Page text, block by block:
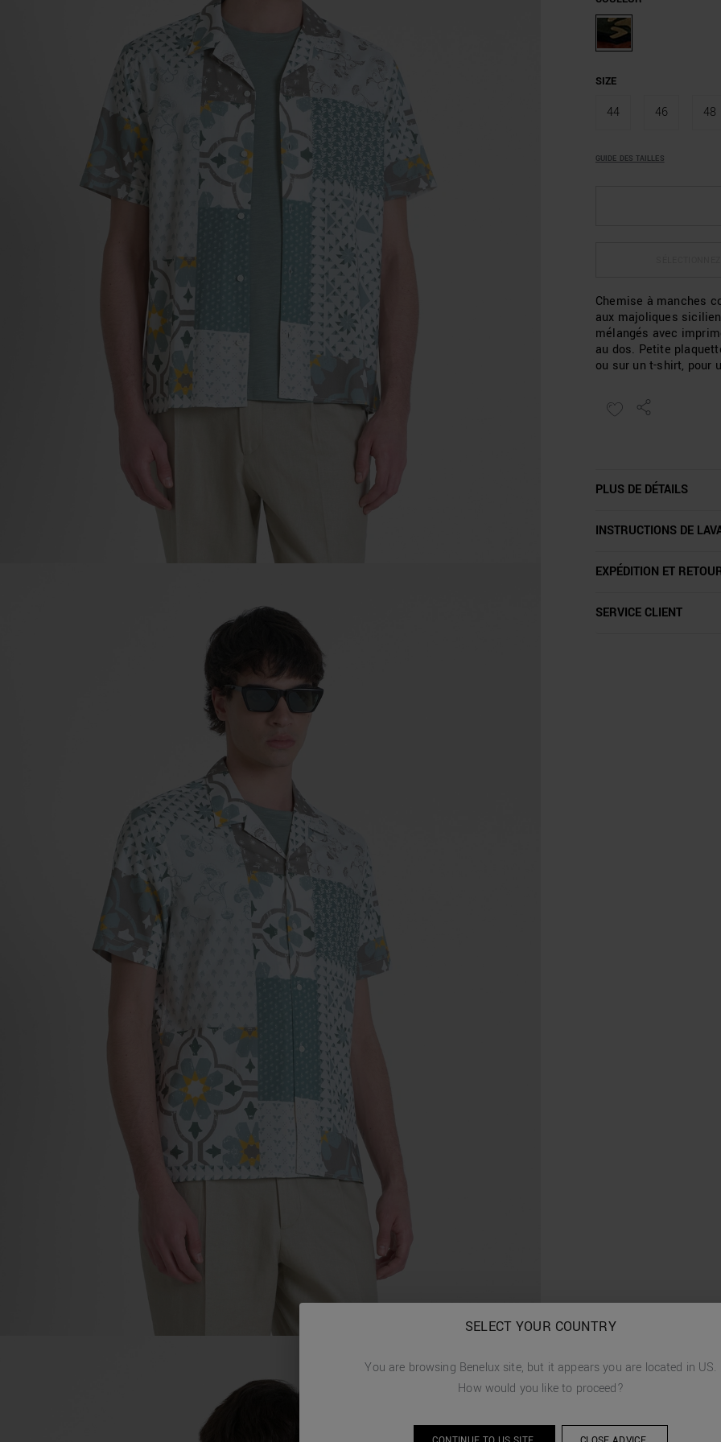
SIZE
44 46 48
GUIDE DES TAILLES
Chemise à manches
aux majoliques
mélangés avec
au dos. Petite
ou sur un t-shirt, pour
PLUS DE DÉTAILS
INSTRUCTIONS DE
EXPÉDITION ET
SERVICE CLIENT
SELECT YOUR COUNTRY
You are browsing Benelux site, but it appears you are located in US.
How would you like to proceed?